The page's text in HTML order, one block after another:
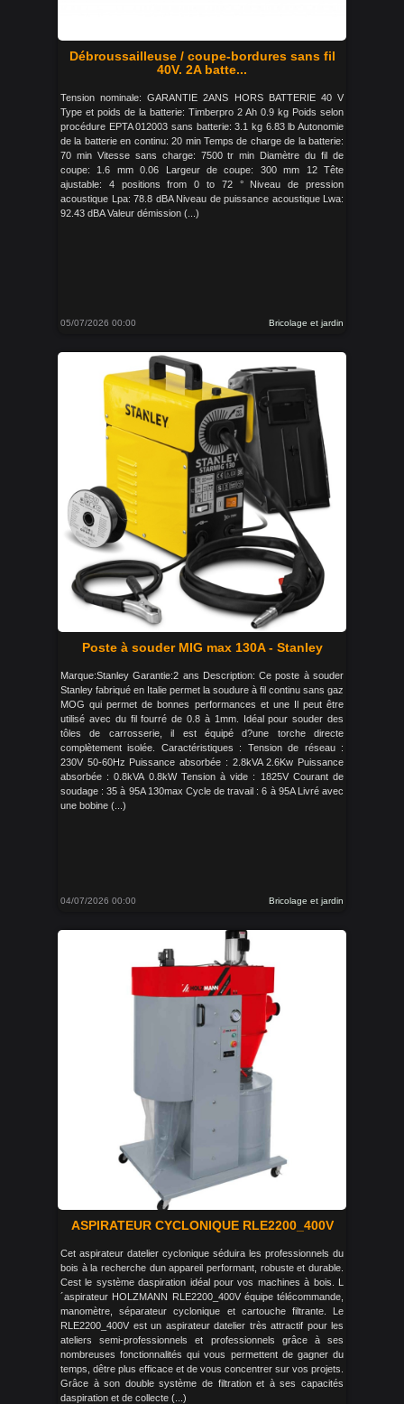
Débroussailleuse / coupe-bordures sans fil
40V. 2A batte...
Tension nominale: GARANTIE 2ANS HORS BATTERIE 40 V
Type et poids de la batterie: Timberpro 2 Ah 0.9 kg Poids selon
procédure EPTA 012003 sans batterie: 3.1 kg 6.83 lb Autonomie
de la batterie en continu: 20 min Temps de charge de la batterie:
70 min Vitesse sans charge: 7500 tr min Diamètre du fil de
coupe: 1.6 mm 0.06 Largeur de coupe: 300 mm 12 Tête
ajustable: 4 positions from 0 to 72 ° Niveau de pression
acoustique Lpa: 78.8 dBA Niveau de puissance acoustique Lwa:
92.43 dBA Valeur démission (...)
05/07/2026 00:00 Bricolage et jardin
Poste à souder MIG max 130A - Stanley
Marque:Stanley Garantie:2 ans Description: Ce poste à souder
Stanley fabriqué en Italie permet la soudure à fil continu sans gaz
MOG qui permet de bonnes performances et une Il peut être
utilisé avec du fil fourré de 0.8 à 1mm. Idéal pour souder des
tôles de carrosserie, il est équipé d?une torche directe
complètement isolée. Caractéristiques : Tension de réseau :
230V 50-60Hz Puissance absorbée : 2.8kVA 2.6Kw Puissance
absorbée : 0.8kVA 0.8kW Tension à vide : 1825V Courant de
soudage : 35 à 95A 130max Cycle de travail : 6 à 95A Livré avec
une bobine (...)
04/07/2026 00:00 Bricolage et jardin
ASPIRATEUR CYCLONIQUE RLE2200_400V
Cet aspirateur datelier cyclonique séduira les professionnels du
bois à la recherche dun appareil performant, robuste et durable.
Cest le système daspiration idéal pour vos machines à bois. L
´aspirateur HOLZMANN RLE2200_400V équipe télécommande,
manomètre, séparateur cyclonique et cartouche filtrante. Le
RLE2200_400V est un aspirateur datelier très attractif pour les
ateliers semi-professionnels et professionnels grâce à ses
nombreuses fonctionnalités qui vous permettent de gagner du
temps, dêtre plus efficace et de vous concentrer sur vos projets.
Grâce à son double système de filtration et à ses capacités
daspiration et de collecte (...)